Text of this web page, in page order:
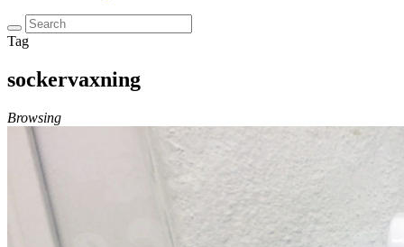
Tag
sockervaxning
Browsing